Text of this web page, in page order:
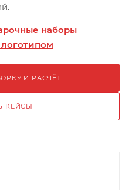
наборы
И РАСЧЁТ
КЕЙСЫ